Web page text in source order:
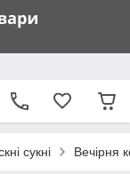
сукні Вечірня